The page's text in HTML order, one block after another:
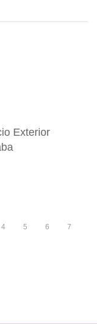
Exterior
4 5 6 7